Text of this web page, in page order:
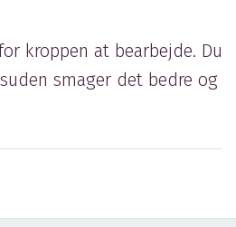
kroppen at bearbejde. Du
smager det bedre og